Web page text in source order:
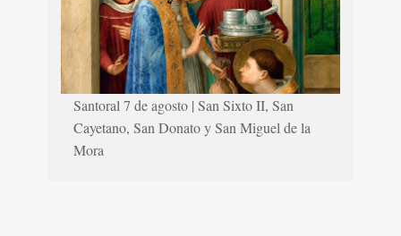
Santoral 7 de agosto | San Sixto II, San
Cayetano, San Donato y San Miguel de la
Mora